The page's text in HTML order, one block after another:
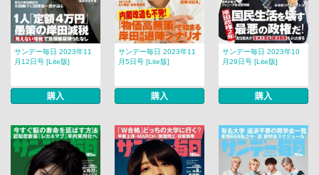
サンデー毎日 2023年11
月12日号 [Lite版]
購入
サンデー毎日 2023年11
月5日号 [Lite版]
購入
サンデー毎日 2023年10
月29日号 [Lite版]
購入